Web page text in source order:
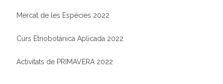
Mercat de les Espècies 2022
Curs Etnobotánica Aplicada 2022
Activitats de PRIMAVERA 2022